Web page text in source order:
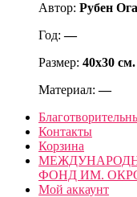
Автор: Рубен
Год:—
Размер: 40х30 см.
Материал:—
Контакты
Корзина
ФОНД ИМ.
Мой аккаунт